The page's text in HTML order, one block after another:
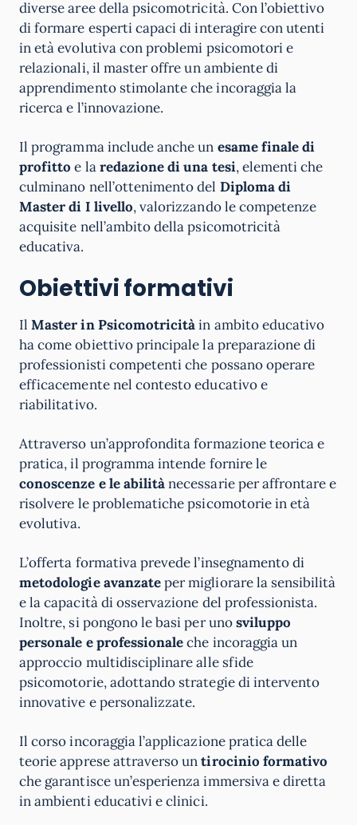
diverse aree della psicomotricità. Con l’obiettivo
di formare esperti capaci di interagire con utenti
in età evolutiva con problemi psicomotori e
relazionali, il master offre un ambiente di
apprendimento stimolante che incoraggia la
ricerca e l’innovazione.
Il programma include anche un esame finale di
profitto e laredazione di una tesi, elementi che
culminano nell’ottenimento del Diploma di
Master di I livello, valorizzando le competenze
acquisite nell’ambito della psicomotricità
educativa.
Obiettivi formativi
IlMaster in Psicomotricitàin ambito educativo
ha come obiettivo principale la preparazione di
professionisti competenti che possano operare
efficacemente nel contesto educativo e
riabilitativo.
Attraverso un’approfondita formazione teorica e
pratica, il programma intende fornire le
conoscenze e le abilitànecessarie per affrontare e
risolvere le problematiche psicomotorie in età
evolutiva.
L’offerta formativa prevede l’insegnamento di
metodologie avanzateper migliorare la sensibilità
e la capacità di osservazione del professionista.
Inoltre, si pongono le basi per unosviluppo
personale e professionaleche incoraggia un
approccio multidisciplinare alle sfide
psicomotorie, adottando strategie di intervento
innovative e personalizzate.
Il corso incoraggia l’applicazione pratica delle
teorie apprese attraverso untirocinio formativo
che garantisce un’esperienza immersiva e diretta
in ambienti educativi e clinici.